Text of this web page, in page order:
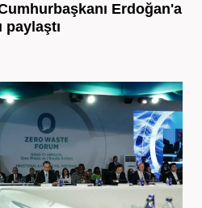
Erdoğan'a
paylaştı